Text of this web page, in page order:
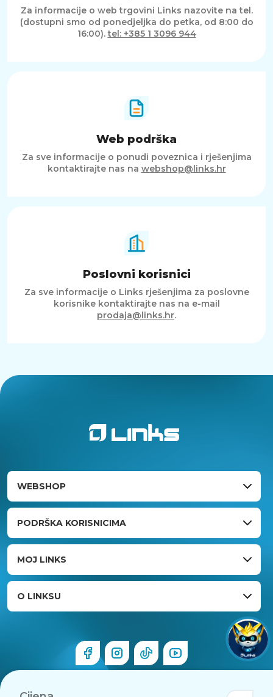
Za informacije o web trgovini Links nazovite na tel.
(dostupni smo od ponedjeljka do petka, od 8:00 do
16:00).tel: +385 1 3096 944
Web podrška
Za sve informacije o ponudi poveznica i rješenjima
kontaktirajte nas na webshop@links.hr
Poslovni korisnici
Za sve informacije o Links rješenjima za poslovne
korisnike kontaktirajte nas na e-mail
prodaja@links.hr.
WEBSHOP
PODRŠKA KORISNICIMA
MOJ LINKS
O LINKSU